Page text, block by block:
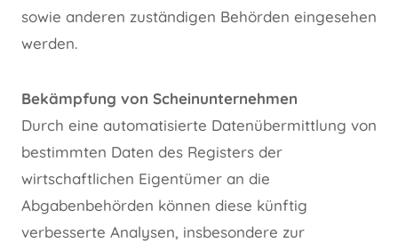
sowie anderen zuständigen Behörden eingesehen
werden.
Bekämpfung von Scheinunternehmen
Durch eine automatisierte Datenübermittlung von
bestimmten Daten des Registers der
wirtschaftlichen Eigentümer an die
Abgabenbehörden können diese künftig
verbesserte Analysen, insbesondere zur